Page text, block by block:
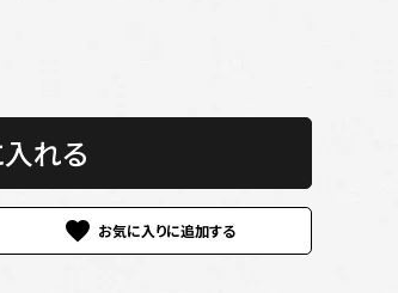
れる
favorite